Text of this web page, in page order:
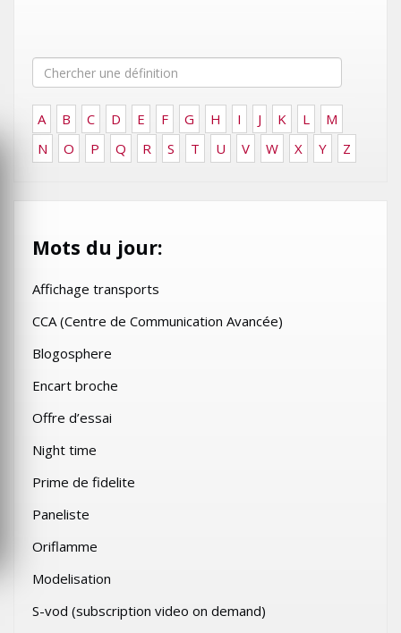
A B C D E F G H I J K L
M
N
O P Q R S T U V W X Y Z
Mots du jour:
Affichage transports
CCA (Centre de Communication Avancée)
Blogosphere
Encart broche
Offre d’essai
Night time
Prime de fidelite
Paneliste
Oriflamme
Modelisation
S-vod (subscription video on demand)